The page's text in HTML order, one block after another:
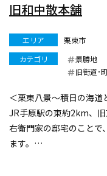
旧和中散本舗
エリア
栗東市
カテゴリ
景勝地
旧街道･
＜栗東八景〜積日の海道
JR手原駅の東約2km、
右衛門家の邸宅のことで
ます。